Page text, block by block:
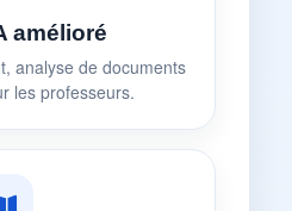
amélioré
analyse de documents
les professeurs.